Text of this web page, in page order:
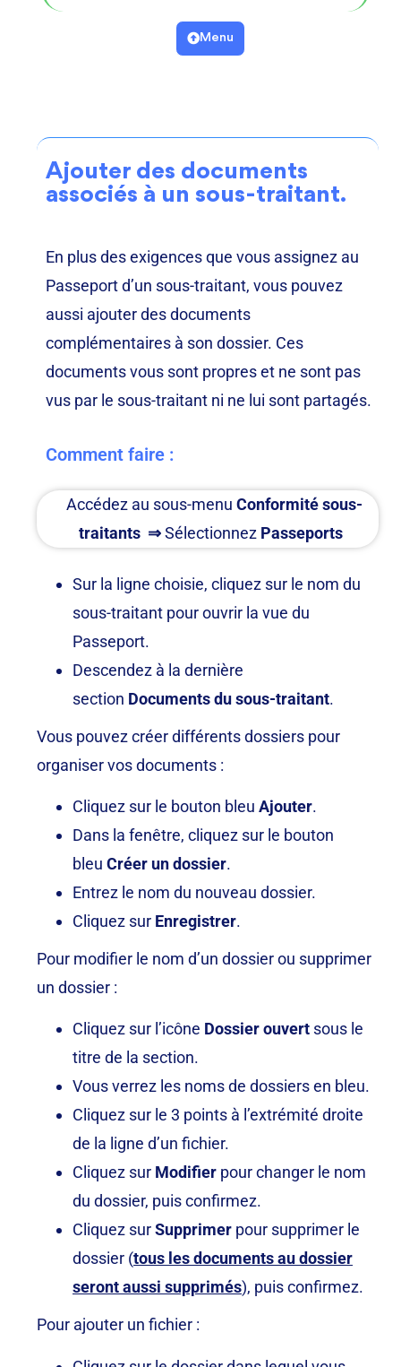
Menu
Ajouter des documents
associés à un sous-traitant.
En plus des exigences que vous assignez au
Passeport d’un sous-traitant, vous pouvez
aussi ajouter des documents
complémentaires à son dossier. Ces
documents vous sont propres et ne sont pas
vus par le sous-traitant ni ne lui sont partagés.
Comment faire :
Accédez au sous-menu Conformité sous-
traitants ⇒Sélectionnez Passeports
Sur la ligne choisie, cliquez sur le nom du
sous-traitant pour ouvrir la vue du
Passeport.
Descendez à la dernière
section Documents du sous-traitant.
Vous pouvez créer différents dossiers pour
organiser vos documents :
Cliquez sur le bouton bleu Ajouter.
Dans la fenêtre, cliquez sur le bouton
bleu Créer un dossier.
Entrez le nom du nouveau dossier.
Cliquez sur Enregistrer.
Pour modifier le nom d’un dossier ou supprimer
un dossier :
Cliquez sur l’icône Dossier ouvert sous le
titre de la section.
Vous verrez les noms de dossiers en bleu.
Cliquez sur le 3 points à l’extrémité droite
de la ligne d’un fichier.
Cliquez sur Modifier pour changer le nom
du dossier, puis confirmez.
Cliquez surSupprimer pour supprimer le
dossier (tous les documents au dossier
seront aussi supprimés), puis confirmez.
Pour ajouter un fichier :